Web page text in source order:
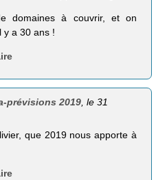
domaines à couvrir, et on
y a 30 ans !
prévisions 2019 , le 31
que 2019 nous apporte à